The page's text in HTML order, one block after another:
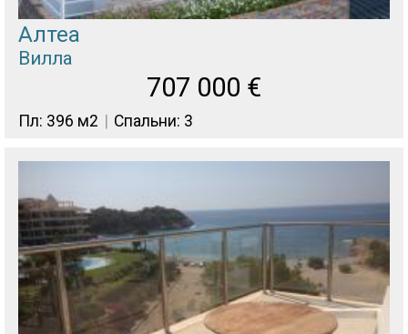
Алтеа
Вилла
707 000 €
Пл: 396 м2 Спальни: 3